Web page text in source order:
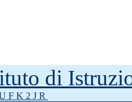
di
F K 2 J R